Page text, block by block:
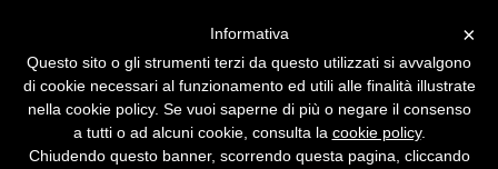
×
Informativa
Questo sito o gli strumenti terzi da questo utilizzati si avvalgono
di cookie necessari al funzionamento ed utili alle finalità illustrate
nella cookie policy. Se vuoi saperne di più o negare il consenso
a tutti o ad alcuni cookie, consulta la cookie policy.
Chiudendo questo banner, scorrendo questa pagina, cliccando